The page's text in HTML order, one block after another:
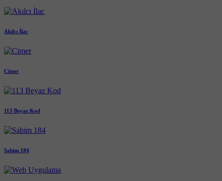
Akılcı İlac
Cimer
113 Beyaz Kod
Sabim 184